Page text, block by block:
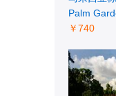
Palm
￥740